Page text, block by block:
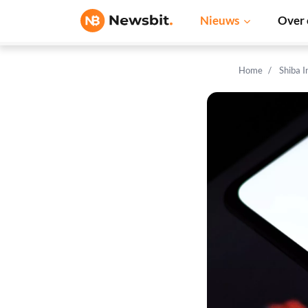
Nieuws Over
Home Shiba